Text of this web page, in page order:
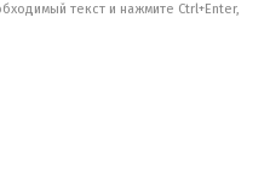
текст и нажмите Ctrl+Enter,